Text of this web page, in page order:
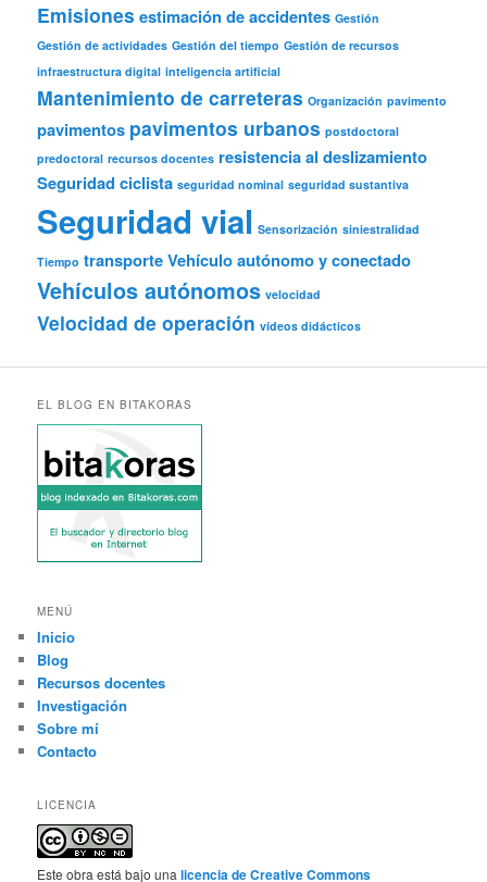
Emisiones estimación de accidentes Gestión
Gestión de actividades Gestión del tiempo Gestión de recursos
infraestructura digital inteligencia artificial
Mantenimiento de carreteras Organización pavimento
pavimentos pavimentos urbanos postdoctoral
predoctoral recursos docentes resistencia al deslizamiento
Seguridad ciclista seguridad nominal seguridad sustantiva
Seguridad vial Sensorización siniestralidad
Tiempo transporteVehículo autónomo y conectado
Vehículos autónomos velocidad
Velocidad de operación vídeos didácticos
EL BLOG EN BITAKORAS
MENÚ
Inicio
Blog
Recursos docentes
Investigación
Sobre mí
Contacto
LICENCIA
Este obra está bajo unalicencia de Creative Commons